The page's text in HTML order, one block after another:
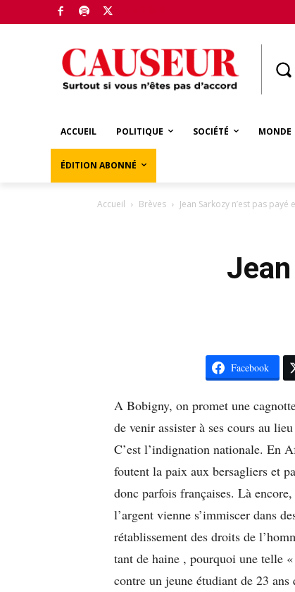
ACCUEIL POLITIQUE SOCIÉTÉ MONDE
ÉDITION ABONNÉ
Accueil Brèves Jean Sarkozy n’est pas payé
Facebook
A Bobigny, on promet une
de venir assister à ses cours au
C’est l’indignation nationale. En
foutent la paix aux bersagliers et
donc parfois françaises. Là
l’argent vienne s’immiscer dans
rétablissement des droits de
tant de haine , pourquoi une telle
contre un jeune étudiant de 23